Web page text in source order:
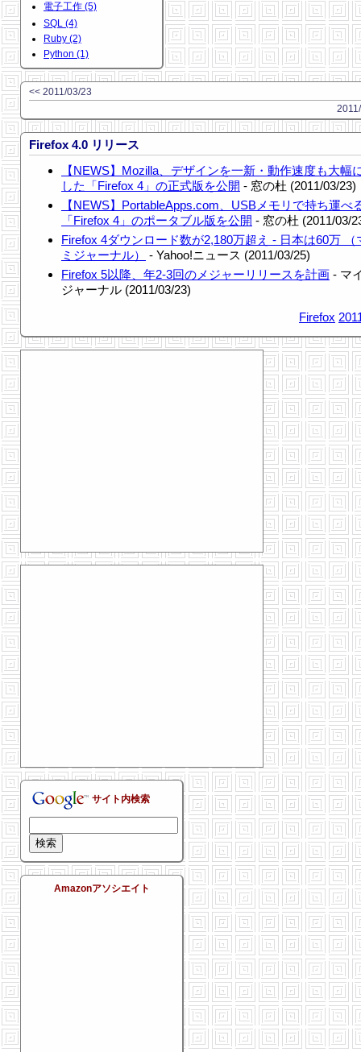
電子工作 (5)
SQL (4)
Ruby (2)
Python (1)
<< 2011/03/23
Firefox 4.0 リリース
【NEWS】Mozilla、デザインを一新・動作速度も大幅
した「Firefox 4」の正式版を公開 - 窓の杜 (2011/03/23)
【NEWS】PortableApps.com、USBメモリで持ち運べ
「Firefox 4」のポータブル版を公開 - 窓の杜 (2011/03/
Firefox 4ダウンロード数が2,180万超え - 日本は60万 （
ミジャーナル）
- Yahoo!ニュース (2011/03/25)
Firefox 5以降、年2-3回のメジャーリリースを計画 - マ
ジャーナル (2011/03/23)
Firefox
サイト内検索
Amazonアソシエイト